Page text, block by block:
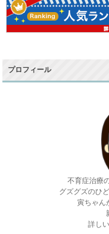
プロフィール
不育症治療
グズグズのひ
寅ちゃん
詳し